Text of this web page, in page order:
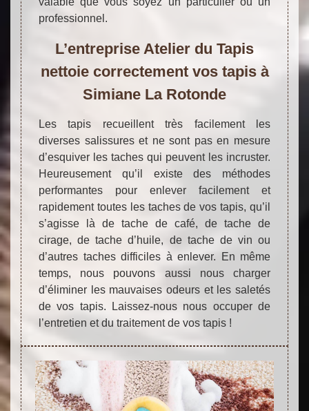
professionnel.
L’entreprise Atelier du Tapis
nettoie correctement vos tapis à
Simiane La Rotonde
Les tapis recueillent très facilement les
diverses salissures et ne sont pas en mesure
d’esquiver les taches qui peuvent les incruster.
Heureusement qu’il existe des méthodes
performantes pour enlever facilement et
rapidement toutes les taches de vos tapis, qu’il
s’agisse là de tache de café, de tache de
cirage, de tache d’huile, de tache de vin ou
d’autres taches difficiles à enlever. En même
temps, nous pouvons aussi nous charger
d’éliminer les mauvaises odeurs et les saletés
de vos tapis. Laissez-nous nous occuper de
l’entretien et du traitement de vos tapis !